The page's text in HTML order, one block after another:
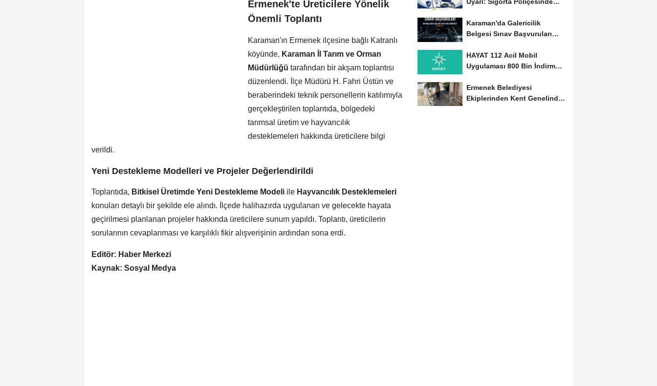
Ermenek'te Üreticilere Yönelik
Önemli Toplantı
Karaman'ın Ermenek ilçesine bağlı Katranlı
köyünde, Karaman İl Tarım ve Orman
Müdürlüğü tarafından bir akşam toplantısı
düzenlendi. İlçe Müdürü H. Fahri Üstün ve
beraberindeki teknik personellerin katılımıyla
gerçekleştirilen toplantıda, bölgedeki
tarımsal üretim ve hayvancılık
desteklemeleri hakkında üreticilere bilgi
verildi.
Yeni Destekleme Modelleri ve Projeler Değerlendirildi
Toplantıda, Bitkisel Üretimde Yeni Destekleme Modeli ile Hayvancılık Desteklemeleri
konuları detaylı bir şekilde ele alındı. İlçede halihazırda uygulanan ve gelecekte hayata
geçirilmesi planlanan projeler hakkında üreticilere sunum yapıldı. Toplantı, üreticilerin
sorularının cevaplanması ve karşılıklı fikir alışverişinin ardından sona erdi.
Editör: Haber Merkezi
Kaynak: Sosyal Medya
Karaman'da Galericilik
Belgesi Sınav Başvuruları
HAYAT 112 Acil Mobil
Uygulaması 800 Bin İndirmeyi
Ermenek Belediyesi
Ekiplerinden Kent Genelinde